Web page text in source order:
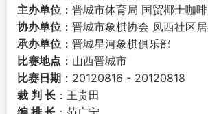
主办单位 ：晋城市体育局 国贸椰士咖啡
协办单位 ：晋城市象棋协会 凤西社区
承办单位 ：晋城星河象棋俱乐部
比赛地点 ：山西晋城市
比赛日期 ：20120816 - 20120818
裁 判 长 ：王贵田